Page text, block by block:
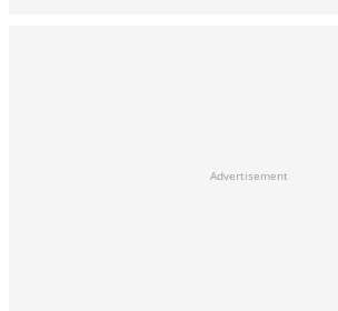
Advertisement